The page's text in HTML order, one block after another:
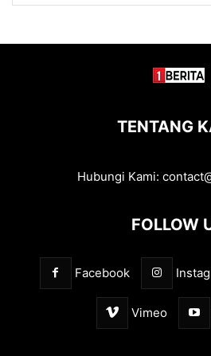
TENTANG
Hubungi Kami:
FOLLOW
Facebook
Vimeo